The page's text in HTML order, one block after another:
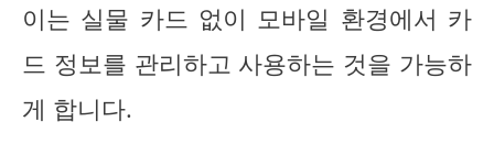
이는 실물 카드 없이 모바일 환경에서 카
드 정보를 관리하고 사용하는 것을 가능하
게 합니다.